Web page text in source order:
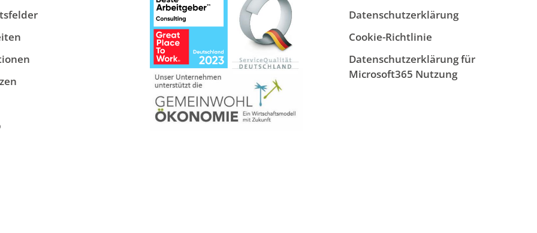
Datenschutzerklärung
Cookie-Richtlinie
Datenschutzerklärung für
Microsoft365 Nutzung